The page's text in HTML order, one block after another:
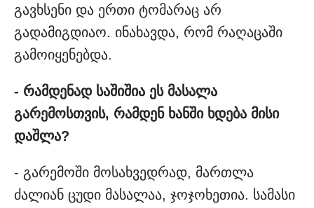
გავხსენი და ერთი ტომარაც არ
გადამიგდიაო. ინახავდა, რომ რაღაცაში
გამოიყენებდა.
- რამდენად საშიშია ეს მასალა
გარემოსთვის, რამდენ ხანში ხდება მისი
დაშლა?
- გარემოში მოსახვედრად, მართლა
ძალიან ცუდი მასალაა, ჯოჯოხეთია. სამასი